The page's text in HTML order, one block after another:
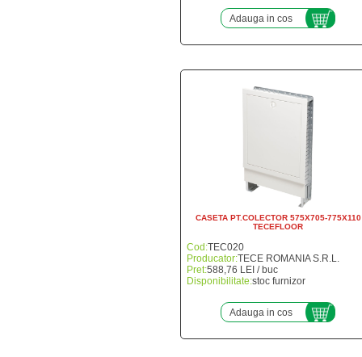
Adauga in cos
CASETA PT.COLECTOR 575X705-775X110
TECEFLOOR
Cod:TEC020
Producator:TECE ROMANIA S.R.L.
Pret:588,76 LEI / buc
Disponibilitate:stoc furnizor
Adauga in cos